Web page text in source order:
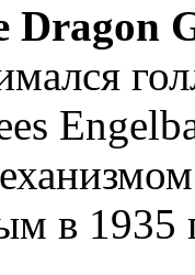
Dragon
в 1935